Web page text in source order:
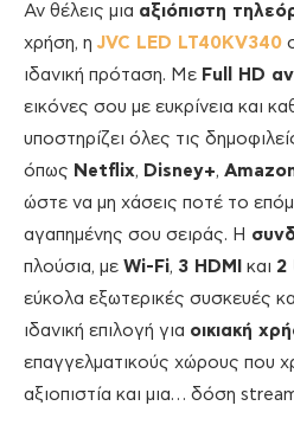
Αν θέλεις μια αξιόπιστη
χρήση, η JVC LED LT40KV340
ιδανική πρόταση. Με Full HD
εικόνες σου με ευκρίνεια και
υποστηρίζει όλες τις
όπως Netflix, Disney+,
ώστε να μη χάσεις ποτέ το
αγαπημένης σου σειράς. Η
πλούσια, με Wi-Fi, 3 HDMI και 2
εύκολα εξωτερικές συσκευές
ιδανική επιλογή για οικιακή
επαγγελματικούς χώρους που
αξιοπιστία και μια… δόση